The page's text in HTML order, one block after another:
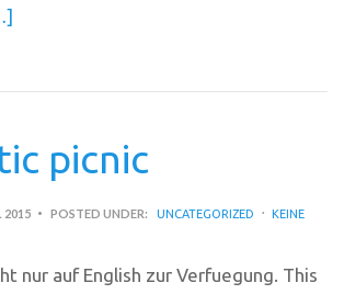
picnic
2015 POSTED UNDER: UNCATEGORIZED
KEINE
nur auf English zur Verfuegung. This